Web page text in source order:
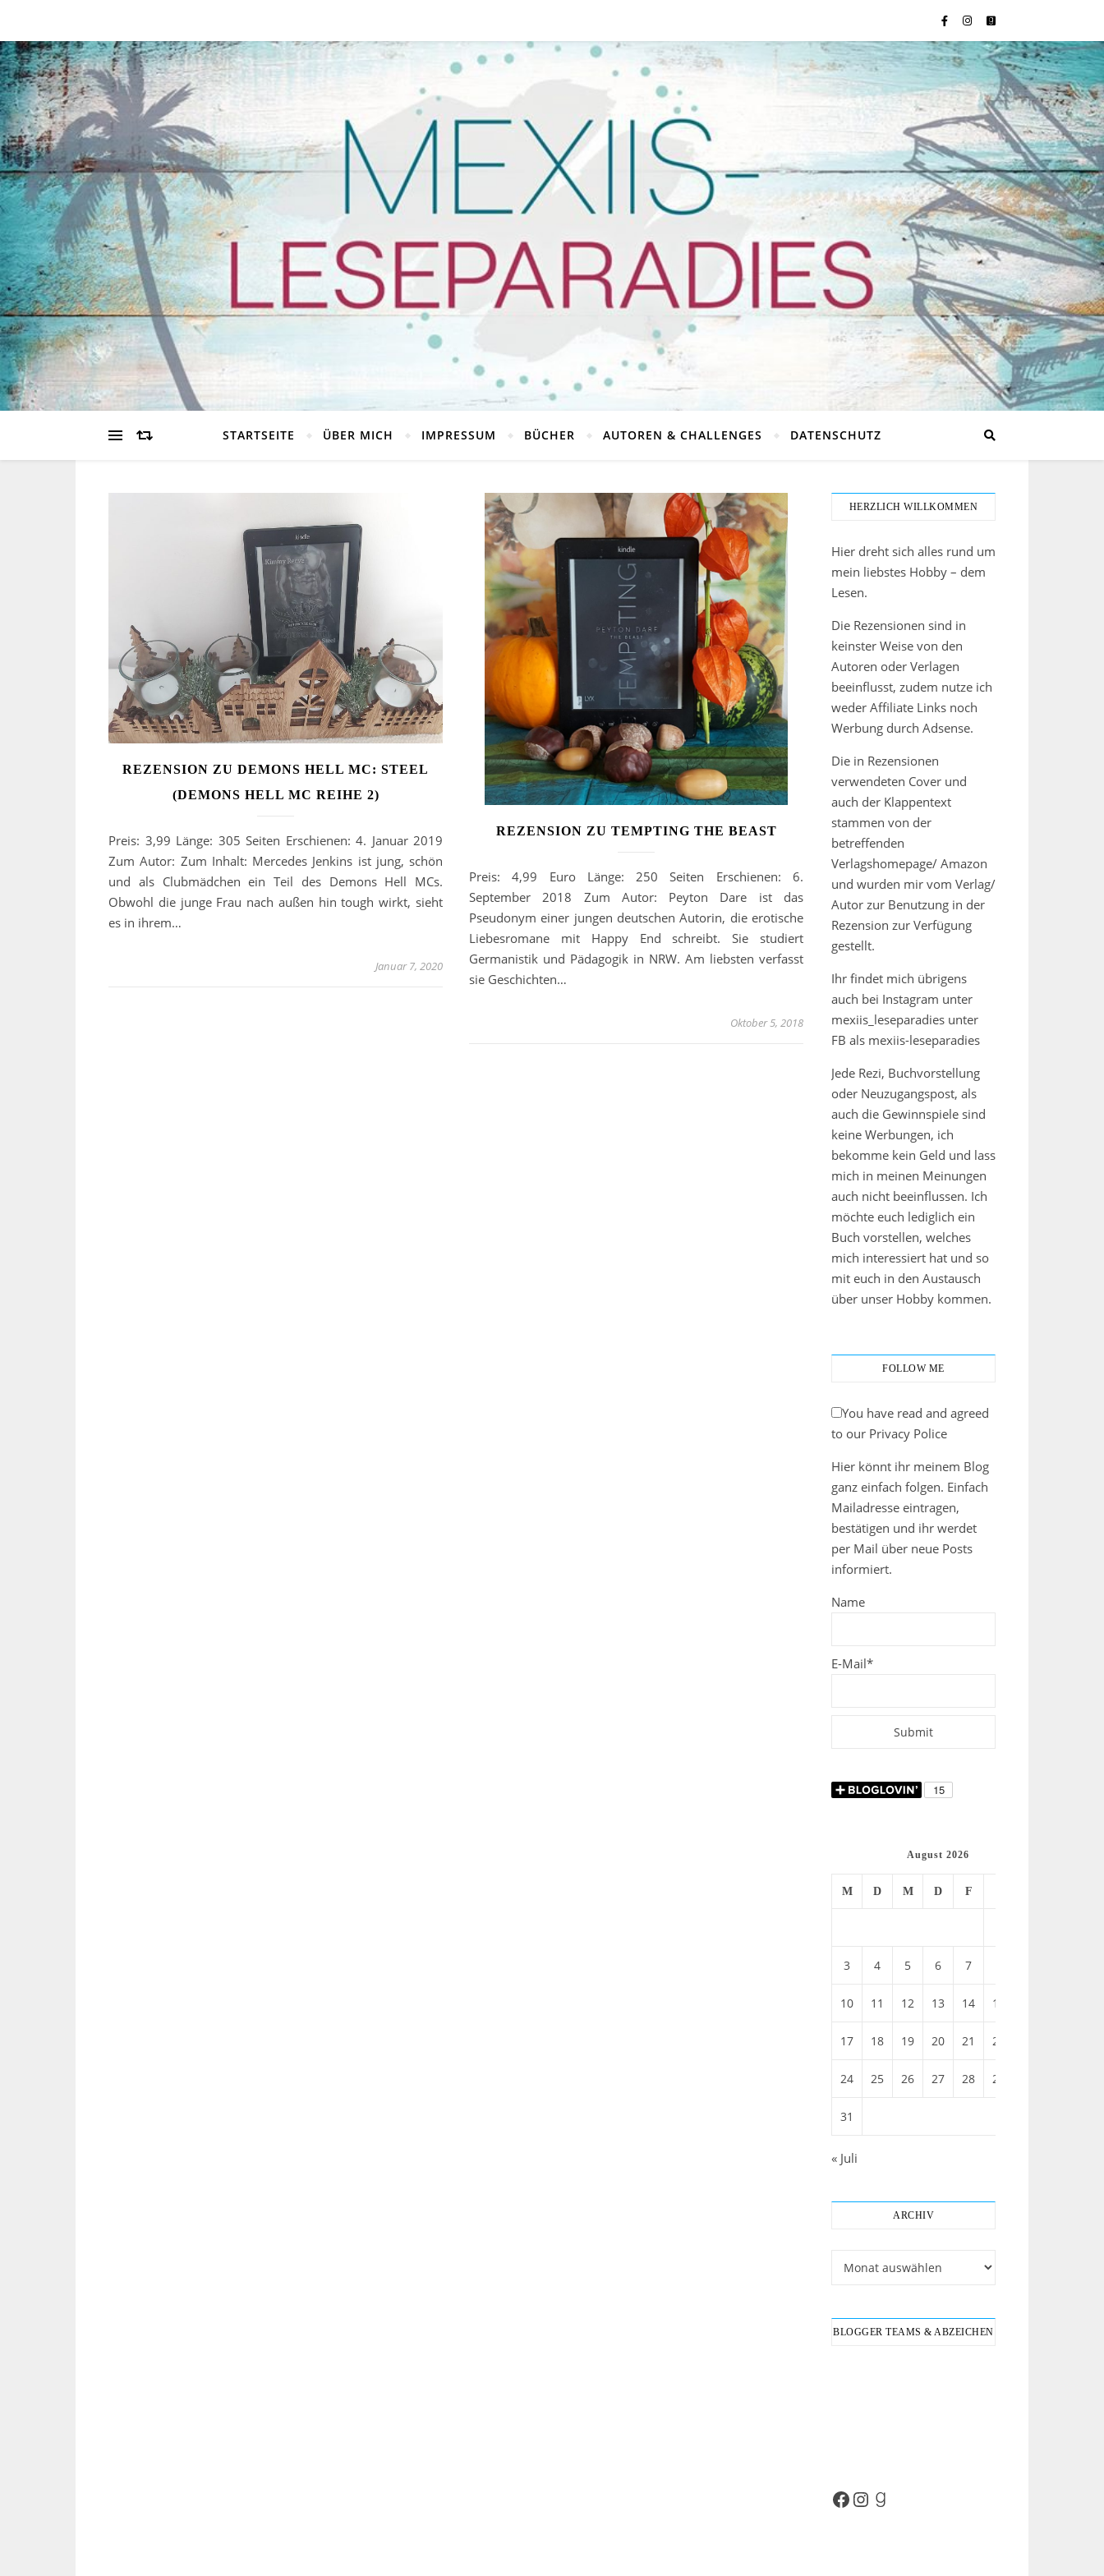
STARTSEITE ÜBER MICH IMPRESSUM BÜCHER AUTOREN & CHALLENGES DATENSCHUTZ
REZENSION ZU DEMONS HELL MC: STEEL
(DEMONS HELL MC REIHE 2)
Preis: 3,99 Länge: 305 Seiten Erschienen: 4. Januar 2019
Zum Autor: Zum Inhalt: Mercedes Jenkins ist jung, schön
und als Clubmädchen ein Teil des Demons Hell MCs.
Obwohl die junge Frau nach außen hin tough wirkt, sieht
es in ihrem…
Januar 7, 2020
REZENSION ZU TEMPTING THE BEAST
Preis: 4,99 Euro Länge: 250 Seiten Erschienen: 6.
September 2018 Zum Autor: Peyton Dare ist das
Pseudonym einer jungen deutschen Autorin, die erotische
Liebesromane mit Happy End schreibt. Sie studiert
Germanistik und Pädagogik in NRW. Am liebsten verfasst
sie Geschichten…
Oktober 5, 2018
HERZLICH WILLKOMMEN
Hier dreht sich alles rund um
mein liebstes Hobby – dem
Lesen.
Die Rezensionen sind in
keinster Weise von den
Autoren oder Verlagen
beeinflusst, zudem nutze ich
weder Affiliate Links noch
Werbung durch Adsense.
Die in Rezensionen
verwendeten Cover und
auch der Klappentext
stammen von der
betreffenden
Verlagshomepage/ Amazon
und wurden mir vom Verlag/
Autor zur Benutzung in der
Rezension zur Verfügung
gestellt.
Ihr findet mich übrigens
auch bei Instagram unter
mexiis_leseparadies unter
FB als mexiis-leseparadies
Jede Rezi, Buchvorstellung
oder Neuzugangspost, als
auch die Gewinnspiele sind
keine Werbungen, ich
bekomme kein Geld und lass
mich in meinen Meinungen
auch nicht beeinflussen. Ich
möchte euch lediglich ein
Buch vorstellen, welches
mich interessiert hat und so
mit euch in den Austausch
über unser Hobby kommen.
FOLLOW ME
You have read and agreed
to our Privacy Police
Hier könnt ihr meinem Blog
ganz einfach folgen. Einfach
Mailadresse eintragen,
bestätigen und ihr werdet
per Mail über neue Posts
informiert.
Name
E-Mail*
August 2026
M D M D F
3 4 5 6 7
10 11 12 13 14 15
17 18 19 20 21 22
24 25 26 27 28 29
31
« Juli
ARCHIV
BLOGGER TEAMS & ABZEICHEN
Facebook
Instagram
Goodreads